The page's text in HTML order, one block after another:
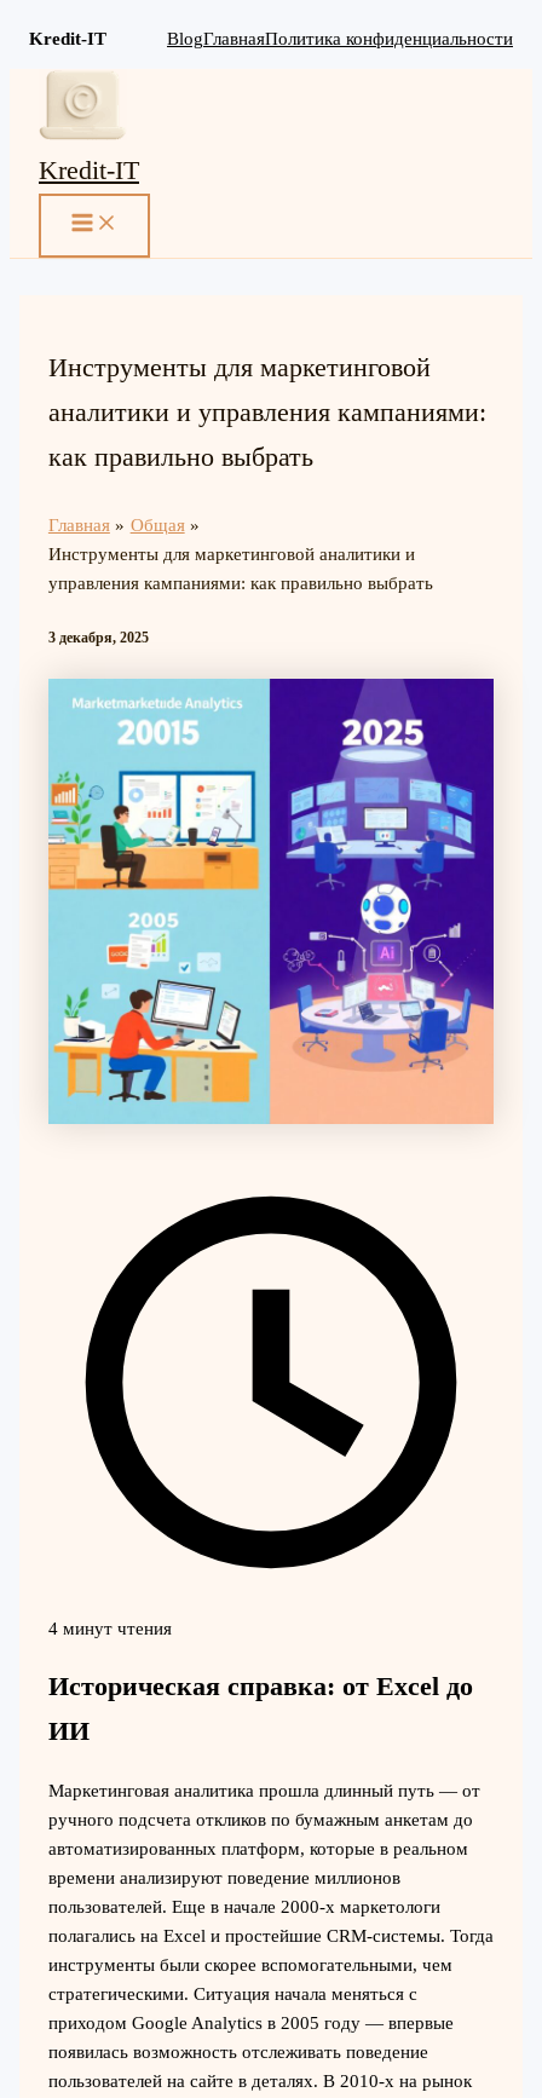
Kredit-IT BlogГлавнаяПолитика конфиденциальности
Перейти
содержимому
Kredit-IT
MAIN
Инструменты для маркетинговой
аналитики и управления кампаниями:
как правильно выбрать
Главная
Общая
Инструменты для маркетинговой аналитики и
управления кампаниями: как правильно выбрать
3 декабря, 2025
4 минут чтения
Историческая справка: от Excel до
ИИ
Маркетинговая аналитика прошла длинный путь — от
ручного подсчета откликов по бумажным анкетам до
автоматизированных платформ, которые в реальном
времени анализируют поведение миллионов
пользователей. Еще в начале 2000-х маркетологи
полагались на Excel и простейшие CRM-системы. Тогда
инструменты были скорее вспомогательными, чем
стратегическими. Ситуация начала меняться с
приходом Google Analytics в 2005 году — впервые
появилась возможность отслеживать поведение
пользователей на сайте в деталях. В 2010-х на рынок